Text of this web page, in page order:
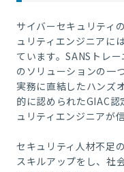
サイバーセキュリティ
ュリティエンジニアに
ています。SANSトレ
のソリューションの一
実務に直結したハンズ
的に認められたGIAC
ュリティエンジニアが
セキュリティ人材不足
スキルアップをし、社